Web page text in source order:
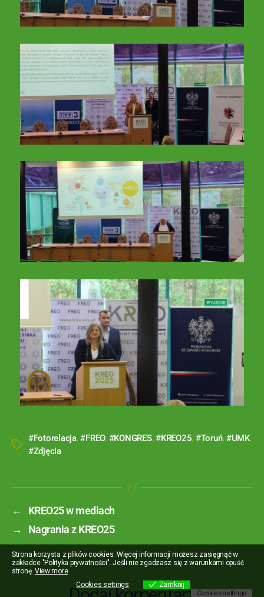
#Fotorelacja,#FREO, #KONGRES,#KREO25, #Toruń, #UMK,
#Zdjęcia
←
KREO25 w mediach
→
Nagrania z KREO25
Strona korzysta z plików cookies. Więcej informacji możesz zasięgnąć w
zakładce "Polityka prywatności". Jeśli nie zgadzasz się z warunkami opuść
stronę. View more
Cookies settings
Zamknij
Cookies settings